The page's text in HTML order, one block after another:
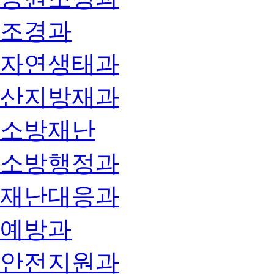
조경과
자연생태과
산지방재과
소방재난
소방행정과
재난대응과
예방과
안전지원과